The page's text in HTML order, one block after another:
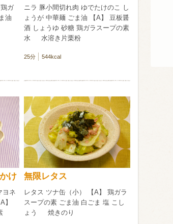
ガ
油
ニラ 豚小間切れ肉 ゆでたけのこ し
ょうが 中華麺 ごま油 【A】 豆板醤
酒 しょうゆ 砂糖 鶏ガラスープの素
水 水溶き片栗粉
25分 544kcal
け
ヨネ
】
無限レタス
レタス ツナ缶（小） 【A】 鶏ガラ
スープの素 ごま油 白ごま 塩 こし
ょう 焼きのり
信州富士見町産 甲州
ブリュット 2023
750ml瓶
2026年7月14日新発売